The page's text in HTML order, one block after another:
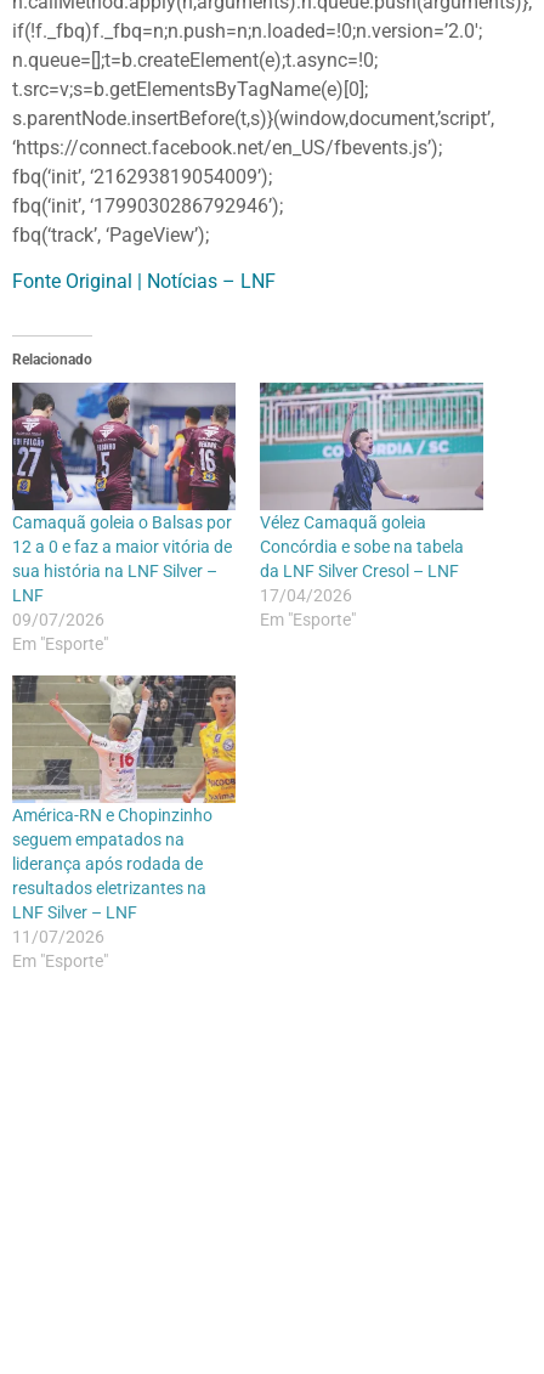
if(!f._fbq)f._fbq=n;n.push=n;n.loaded=!0;n.version=’2.0′;
n.queue=[];t=b.createElement(e);t.async=!0;
t.src=v;s=b.getElementsByTagName(e)[0];
s.parentNode.insertBefore(t,s)}(window,document,’script’,
‘https://connect.facebook.net/en_US/fbevents.js’);
fbq(‘init’, ‘216293819054009’);
fbq(‘init’, ‘1799030286792946’);
fbq(‘track’, ‘PageView’);
Fonte Original | Notícias – LNF
Relacionado
Camaquã goleia o Balsas por
12 a 0 e faz a maior vitória de
sua história na LNF Silver –
LNF
09/07/2026
Em "Esporte"
Vélez Camaquã goleia
Concórdia e sobe na tabela
da LNF Silver Cresol – LNF
17/04/2026
Em "Esporte"
América-RN e Chopinzinho
seguem empatados na
liderança após rodada de
resultados eletrizantes na
LNF Silver – LNF
11/07/2026
Em "Esporte"